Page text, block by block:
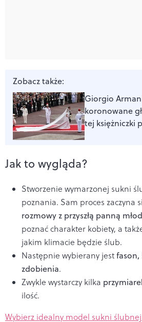
Zobacz także:
Giorgio
koronowane
tej księżniczki
Jak to wygląda?
Stworzenie wymarzonej sukni
poznania. Sam proces zaczyna
rozmowy z przyszłą panną
poznać charakter kobiety, a
jakim klimacie będzie ślub.
Następnie wybierany jestfason,
zdobienia.
Zwykle wystarczy kilka
ilość.
Wybierz idealny model sukni